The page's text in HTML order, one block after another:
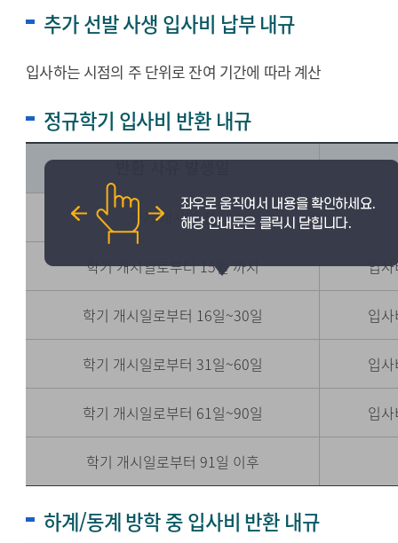
추가 선발 사생 입사비 납부 내규
입사하는 시점의 주 단위로 잔여 기간에 따라 계산
정규학기 입사비 반환 내규
반환 사유 발생일
학기 개시일 전
학기 개시일로부터 15일 까지 입
학기 개시일로부터 16일~30일 입
학기 개시일로부터 31일~60일 입
학기 개시일로부터 61일~90일 입
학기 개시일로부터 91일 이후
하계/동계 방학 중 입사비 반환 내규